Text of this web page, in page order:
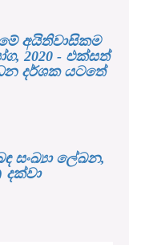
අයිතිවාසිකම
2020 - එක්සත්
දර්ශක යටතේ
සංඛ්‍යා ලේඛන,
දක්වා